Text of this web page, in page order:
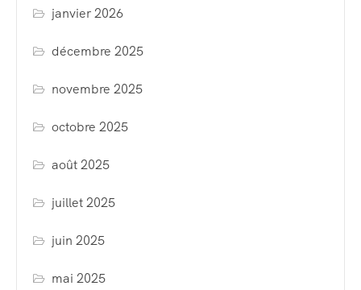
janvier 2026
décembre 2025
novembre 2025
octobre 2025
août 2025
juillet 2025
juin 2025
mai 2025